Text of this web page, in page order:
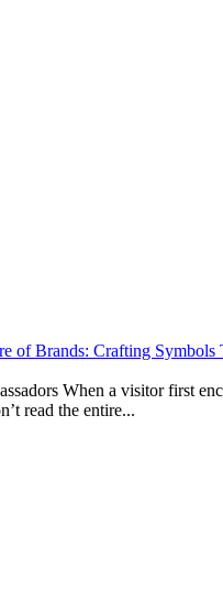
of Brands: Crafting Symbols
When a visitor first
read the entire...